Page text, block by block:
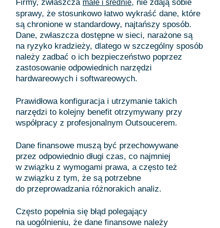
Firmy, zwłaszcza małe i średnie, nie zdają sobie
sprawy, że stosunkowo łatwo wykraść dane, które
są chronione w standardowy, najtańszy sposób.
Dane, zwłaszcza dostępne w sieci, narażone są
na ryzyko kradzieży, dlatego w szczególny sposób
należy zadbać o ich bezpieczeństwo poprzez
zastosowanie odpowiednich narzędzi
hardwareowych i softwareowych.
Prawidłowa konfiguracja i utrzymanie takich
narzędzi to kolejny benefit otrzymywany przy
współpracy z profesjonalnym Outsoucerem.
Dane finansowe muszą być przechowywane
przez odpowiednio długi czas, co najmniej
w związku z wymogami prawa, a często też
w związku z tym, że są potrzebne
do przeprowadzania różnorakich analiz.
Często popełnia się błąd polegający
na uogólnieniu, że dane finansowe należy